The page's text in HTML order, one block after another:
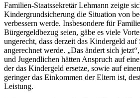
Familien-Staatssekretär Lehmann zeigte
Kindergrundsicherung die Situation von
verbessern werde. Insbesondere für
Bürgergeldbezug seien, gäbe es viele
ungerecht, dass derzeit das Kindergeld auf
angerechnet werde. „Das ändert sich
und Jugendlichen hätten Anspruch auf
der das Kindergeld ersetze, sowie auf
geringer das Einkommen der Eltern ist,
Leistung.